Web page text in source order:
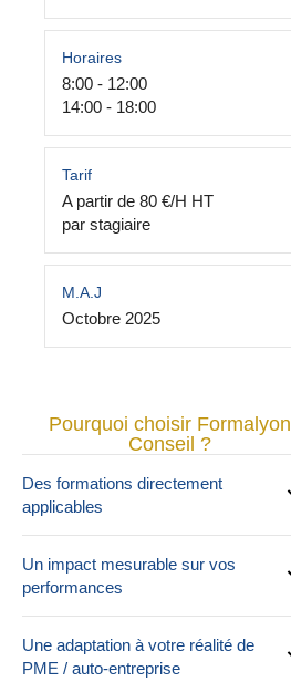
Horaires
8:00 - 12:00
14:00 - 18:00
Tarif
A partir de 80 €/H HT
par stagiaire
M.A.J
Octobre 2025
Pourquoi choisir Formalyon
Conseil ?
Des formations directement
applicables
Un impact mesurable sur vos
performances
Une adaptation à votre réalité de
PME / auto-entreprise